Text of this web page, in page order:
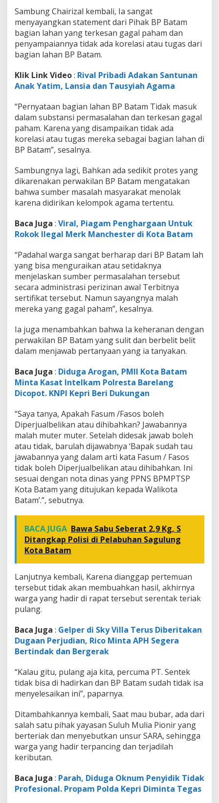
Sambung Chairizal kembali, Ia sangat
menyayangkan statement dari Pihak BP Batam
bagian lahan yang terkesan gagal paham dan
penyampaiannya tidak ada korelasi atau tugas dari
bagian lahan BP Batam.
Klik Link Video: Rival Pribadi Adakan Santunan
Anak Yatim, Lansia dan Tausyiah Agama
“Pernyataan bagian lahan BP Batam Tidak masuk
dalam substansi permasalahan dan terkesan gagal
paham. Karena yang disampaikan tidak ada
korelasi atau tugas mereka sebagai bagian lahan di
BP Batam”, sesalnya.
Sambungnya lagi, Bahkan ada sedikit protes yang
dikarenakan perwakilan BP Batam mengatakan
bahwa sumber masalah masyarakat menolak
karena didirikan kelompok agama tertentu.
Baca Juga : Viral, Piagam Penghargaan Untuk
Rokok Ilegal Merk Manchester di Kota Batam
“Padahal warga sangat berharap dari BP Batam lah
yang bisa menguraikan atau setidaknya
menjelaskan sumber permasalahan tersebut
secara administrasi perizinan awal Terbitnya
sertifikat tersebut. Namun sayangnya malah
mereka yang gagal paham”, kesalnya.
Ia juga menambahkan bahwa Ia keheranan dengan
perwakilan BP Batam yang sulit dan berbelit belit
dalam menjawab pertanyaan yang ia tanyakan.
Baca Juga : Diduga Arogan, PMII Kota Batam
Minta Kasat Intelkam Polresta Barelang
Dicopot. KNPI Kepri Beri Dukungan
“Saya tanya, Apakah Fasum /Fasos boleh
Diperjualbelikan atau dihibahkan? Jawabannya
malah muter muter. Setelah didesak jawab boleh
atau tidak, barulah dijawabnya ‘Bapak sudah tau
jawabannya yang dalam arti kata Fasum / Fasos
tidak boleh Diperjualbelikan atau dihibahkan. Ini
sesuai dengan nota dinas yang PPNS BPMPTSP
Kota Batam yang ditujukan kepada Walikota
Batam’.”, sebutnya.
BACA JUGA Bawa Sabu Seberat 2,9 Kg, S
Ditangkap Polisi di Pelabuhan Sagulung
Kota Batam
Lanjutnya kembali, Karena dianggap pertemuan
tersebut tidak akan membuahkan hasil, akhirnya
warga yang hadir di rapat tersebut serentak teriak
pulang.
Baca Juga : Gelper di Sky Villa Terus Diberitakan
Dugaan Perjudian, Rico Minta APH Segera
Bertindak dan Bergerak
“Kalau gitu, pulang aja kita, percuma PT. Sentek
tidak bisa di hadirkan dan BP Batam sudah tidak isa
menyelesaikan ini”, paparnya.
Ditambahkannya kembali, Saat mau bubar, ada dari
salah satu pihak yayasan Suluh Mulia Pionir yang
berteriak dan menyebutkan unsur SARA, sehingga
warga yang hadir terpancing dan terjadilah
keributan.
Baca Juga : Parah, Diduga Oknum Penyidik Tidak
Profesional. Propam Polda Kepri Diminta Tegas